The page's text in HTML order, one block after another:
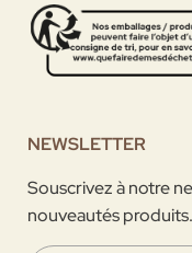
NEWSLETTER
Souscrivez à notre
nouveautés produits.